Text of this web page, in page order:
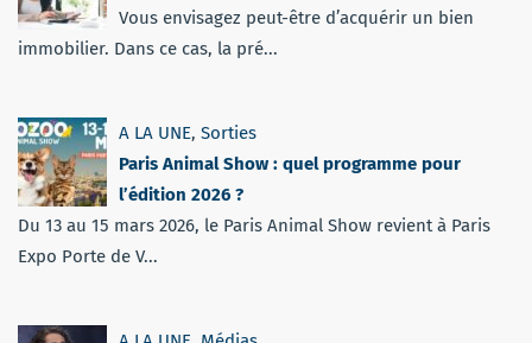
Vous envisagez peut-être d’acquérir un bien
immobilier. Dans ce cas, la pré...
A LA UNE, Sorties
Paris Animal Show : quel programme pour
l’édition 2026 ?
Du 13 au 15 mars 2026, le Paris Animal Show revient à Paris
Expo Porte de V...